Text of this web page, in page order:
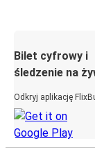
Bilet cyfrowy i
śledzenie na
Odkryj aplikację